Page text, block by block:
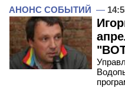
АНОНС СОБЫТИЙ —